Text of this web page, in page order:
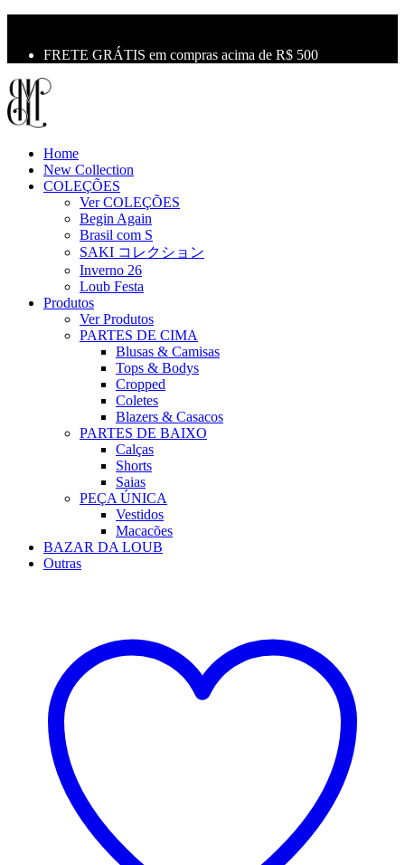
FRETE GRÁTIS em compras acima de R$ 500
Home
New Collection
COLEÇÕES
Ver COLEÇÕES
Begin Again
Brasil com S
SAKI コレクション
Inverno 26
Loub Festa
Produtos
Ver Produtos
PARTES DE CIMA
Blusas & Camisas
Tops & Bodys
Cropped
Coletes
Blazers & Casacos
PARTES DE BAIXO
Calças
Shorts
Saias
PEÇA ÚNICA
Vestidos
Macacões
BAZAR DA LOUB
Outras